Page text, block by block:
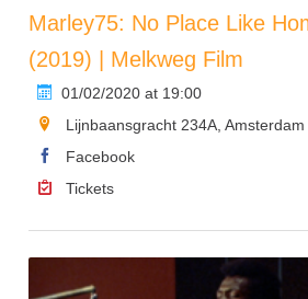
Marley75: No Place Like
(2019) | Melkweg Film
01/02/2020 at 19:00
Lijnbaansgracht 234A, Amsterdam
Facebook
Tickets